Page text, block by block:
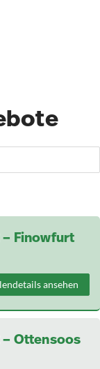
Finowfurt
ansehen
Ottensoos